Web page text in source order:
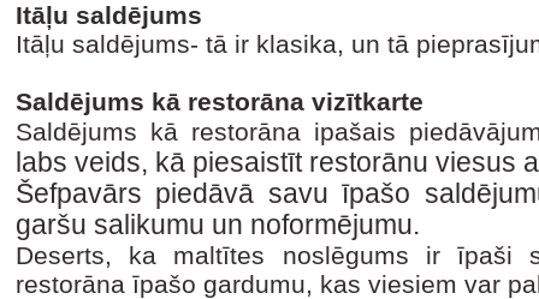
Itāļu saldējums
Itāļu saldējums- tā ir klasika, un tā
Saldējums kā restorāna vizītkarte
Saldējums kā restorāna ipašais
labs veids, kā piesaistīt restorānu viesus
Šefpavārs piedāvā savu īpašo
garšu salikumu un noformējumu.
Deserts, ka maltītes noslēgums ir īpaši
restorāna īpašo gardumu, kas viesiem var